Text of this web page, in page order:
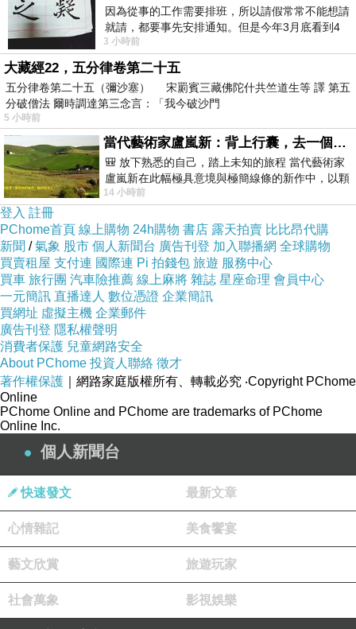
右手邊是聖馬丁教堂
這一帶是札格雷布的明愛大主教管區，有一所 天主
教神學院
札格雷布市中心面積不大，大致分為
卡普托
Kaptol與上城 Gornji Grad，下城區的
Grad
札格雷布市中心示意圖
札格雷布上城區是札格雷布的歷史中心，主要由
教堂和市政廳等構成...
上城區的卡普托Kaptol是札格雷布最古老的地
區，它的
歷史與大教堂並存，於1094年，札格雷布就被列為
主教轄
因為從事的工作需要排班，所以請假常常不能想請
就請，都要事先安排通知。但是今年3月底看到4
月的班表時，突然發現4月中有個空檔，所
3 小時前
大藏經22，五分律卷第二十五
五分律卷第二十五（彌沙塞） 宋罽賓三藏佛陀什共竺道生等 譯 第五
分破僧法 爾時調達第三念言：「我今破沙門
5 小時前
當代藝術家盧嵐新：背上行囊，去一個沒有人認識你的地方——看風景，也遇見渴望出發的自己
🎒 放下熟悉的自己，踏上未知的旅程 當代藝術家
盧嵐新在此幅極具意境與極簡線條的新作中，以顆
粒感豐富的灰綠粗糙背景，搭配凝練且具
14 小時前
登入 註冊
PChome首頁 線上購物 24h購物 書店 露天拍賣 比比昂代購
新聞 /氣象 股市 個人新聞台 廣告刊登 加入聯播網 全球購物
買賣租屋 支付連 國際連 Pi 拍錢包 旅遊 服務中心
買車 旅行團 汽車險推薦 線上麻將 雜誌 星座命理 會員中心
一元簡訊 直播達人 數位憑證 企業簡訊
買網址 虛擬主機 企業郵件
廣告刊登 隱私權聲明
消費者保護 兒童網路安全
About PChome 投資人聯絡 徵才
著作權保護 ｜網路家庭版權所有、轉載必究 ‧Copyright PChome
Online
PChome Online and PChome are trademarks of PChome
Online Inc.
個人新聞台
快速發文 最新文章
心情雜記 美食饗宴
藝文欣賞 旅遊玩家
社會萬象 影視娛樂